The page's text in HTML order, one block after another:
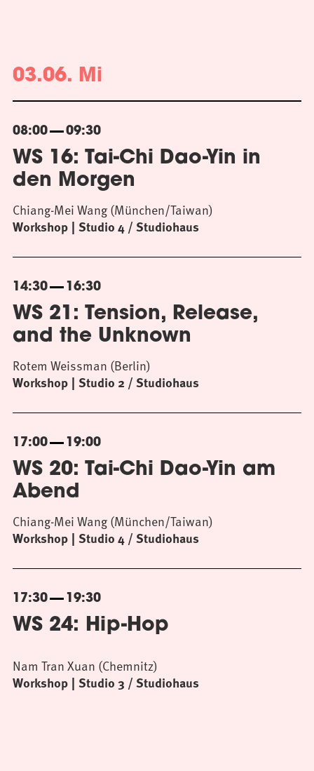
03.06. Mi
08:00 09:30
WS 16: Tai-Chi Dao-Yin in
den Morgen
Workshop Studio 4 / Studiohaus
Chiang-Mei Wang (München/Taiwan)
14:30 16:30
WS 21: Tension, Release,
and the Unknown
Workshop Studio 2 / Studiohaus
Rotem Weissman (Berlin)
17:00 19:00
WS 20: Tai-Chi Dao-Yin am
Abend
Workshop Studio 4 / Studiohaus
Chiang-Mei Wang (München/Taiwan)
17:30 19:30
WS 24: Hip-Hop
Workshop Studio 3 / Studiohaus
Nam Tran Xuan (Chemnitz)